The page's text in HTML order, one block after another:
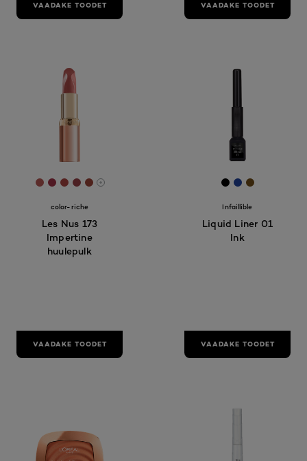
VAADAKE TOODET VAADAKE TOODET
[Color]: #b75854
[Color]: #a23346
[Color]: #ac4441
[Color]: #994046
[Color]: #9e4439
More shades are available
color-riche
Les Nus 173
Impertine
huulepulk
VAADAKE TOODET
[Color]:
[Color]:
[Color]:
Infaillible
Liquid Liner 01
Ink
VAADAKE TOODET